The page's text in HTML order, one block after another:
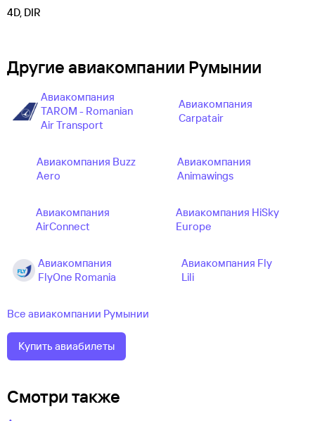
4D, DIR
Другие авиакомпании Румынии
Авиакомпания
TAROM - Romanian
Air Transport
Авиакомпания
Carpatair
Авиакомпания Buzz
Aero
Авиакомпания
Animawings
Авиакомпания
AirConnect
Авиакомпания HiSky
Europe
Авиакомпания
FlyOne Romania
Авиакомпания Fly
Lili
Все авиакомпании Румынии
Купить авиабилеты
Смотри также